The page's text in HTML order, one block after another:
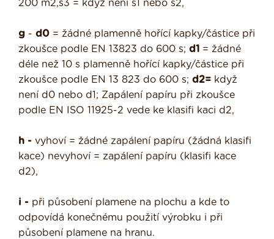
200 m2,s3 = když není s1 nebo s2,
g - d0 = žádné plamenně hořící kapky/částice při
zkoušce podle EN 13823 do 600 s; d1 = žádné
déle než 10 s plamenně hořící kapky/částice při
zkoušce podle EN 13 823 do 600 s; d2= když
není d0 nebo d1; Zapálení papíru při zkoušce
podle EN ISO 11925-2 vede ke klasifi kaci d2,
h - vyhoví = žádné zapálení papíru (žádná klasifi
kace) nevyhoví = zapálení papíru (klasifi kace
d2),
i - při působení plamene na plochu a kde to
odpovídá konečnému použití výrobku i při
působení plamene na hranu.